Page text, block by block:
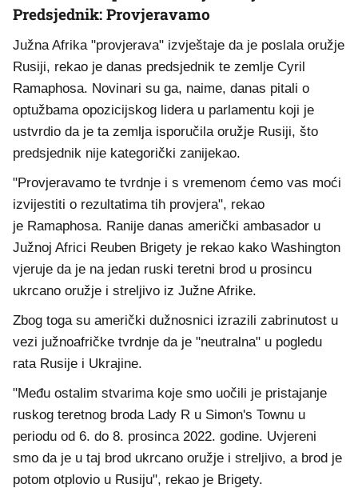
Predsjednik: Provjeravamo
Južna Afrika "provjerava" izvještaje da je poslala oružje
Rusiji, rekao je danas predsjednik te zemlje Cyril
Ramaphosa. Novinari su ga, naime, danas pitali o
optužbama opozicijskog lidera u parlamentu koji je
ustvrdio da je ta zemlja isporučila oružje Rusiji, što
predsjednik nije kategorički zanijekao.
"Provjeravamo te tvrdnje i s vremenom ćemo vas moći
izvijestiti o rezultatima tih provjera", rekao
je Ramaphosa. Ranije danas američki ambasador u
Južnoj Africi Reuben Brigety je rekao kako Washington
vjeruje da je na jedan ruski teretni brod u prosincu
ukrcano oružje i streljivo iz Južne Afrike.
Zbog toga su američki dužnosnici izrazili zabrinutost u
vezi južnoafričke tvrdnje da je "neutralna" u pogledu
rata Rusije i Ukrajine.
"Među ostalim stvarima koje smo uočili je pristajanje
ruskog teretnog broda Lady R u Simon's Townu u
periodu od 6. do 8. prosinca 2022. godine. Uvjereni
smo da je u taj brod ukrcano oružje i streljivo, a brod je
potom otplovio u Rusiju", rekao je Brigety.